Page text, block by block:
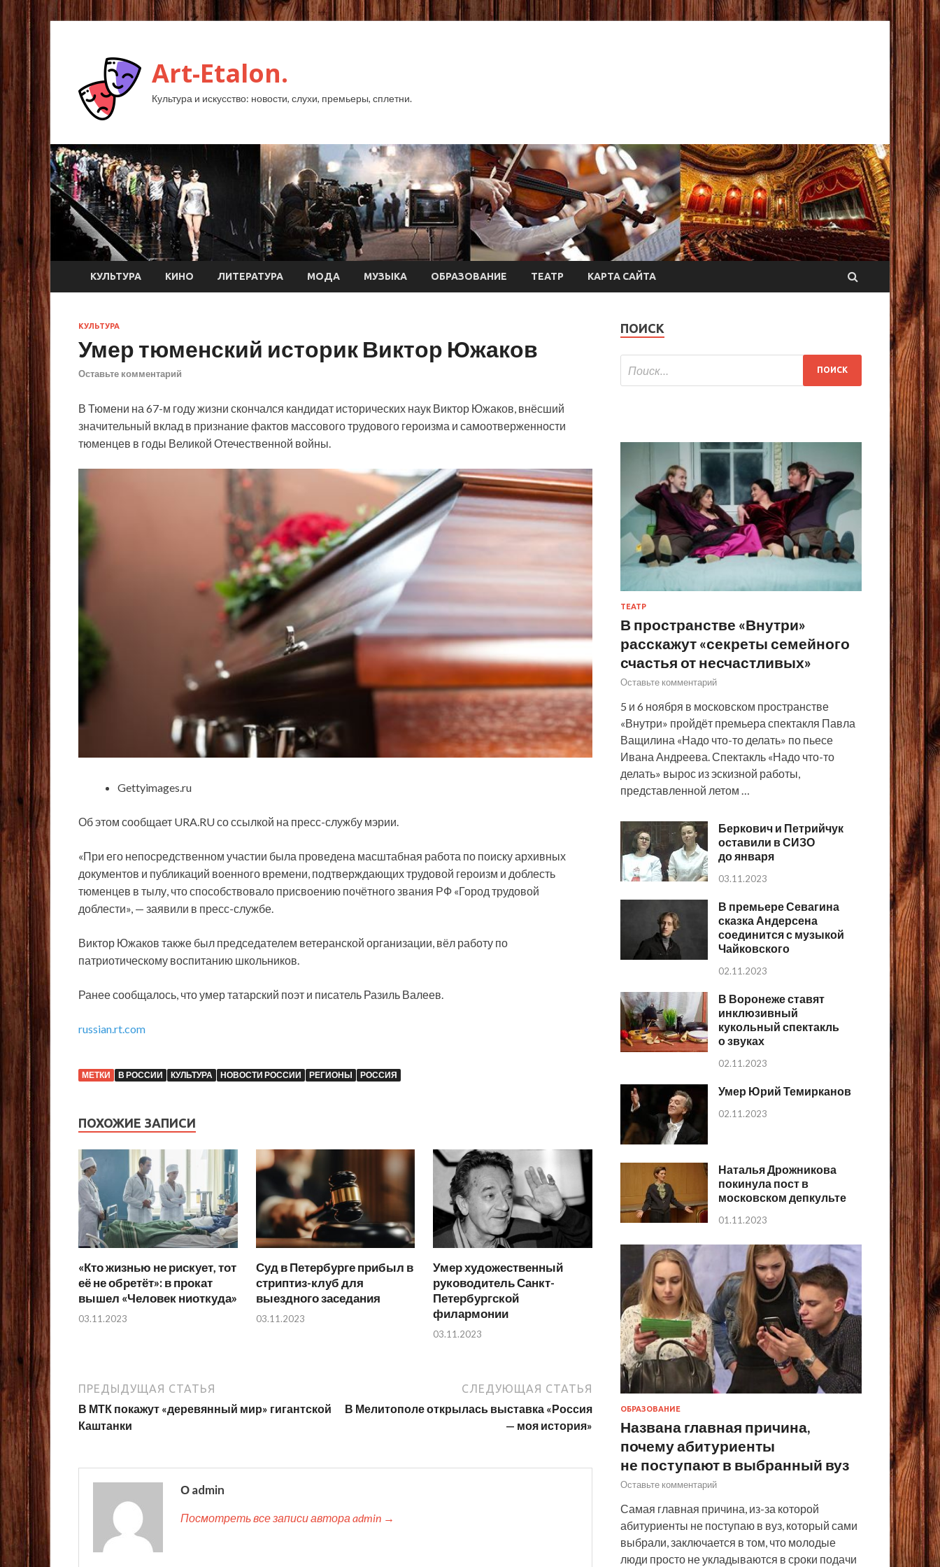
Art-Etalon.
Культура и искусство: новости, слухи, премьеры, сплетни.
КУЛЬТУРА КИНО ЛИТЕРАТУРА МОДА МУЗЫКА ОБРАЗОВАНИЕ ТЕАТР КАРТА САЙТА
КУЛЬТУРА
Умер тюменский историк Виктор Южаков
Оставьте комментарий
В Тюмени на 67-м году жизни скончался кандидат исторических наук Виктор Южаков, внёсший
значительный вклад в признание фактов массового трудового героизма и самоотверженности
тюменцев в годы Великой Отечественной войны.
Gettyimages.ru
Об этом сообщает URA.RU со ссылкой на пресс-службу мэрии.
«При его непосредственном участии была проведена масштабная работа по поиску архивных
документов и публикаций военного времени, подтверждающих трудовой героизм и доблесть
тюменцев в тылу, что способствовало присвоению почётного звания РФ «Город трудовой
доблести», — заявили в пресс-службе.
Виктор Южаков также был председателем ветеранской организации, вёл работу по
патриотическому воспитанию школьников.
Ранее сообщалось, что умер татарский поэт и писатель Разиль Валеев.
russian.rt.com
МЕТКИ В РОССИИ КУЛЬТУРА НОВОСТИ РОССИИ РЕГИОНЫ РОССИЯ
ПОХОЖИЕ ЗАПИСИ
«Кто жизнью не рискует, тот
её не обретёт»: в прокат
вышел «Человек ниоткуда»
03.11.2023
Суд в Петербурге прибыл в
стриптиз-клуб для
выездного заседания
03.11.2023
Умер художественный
руководитель Санкт-
Петербургской
филармонии
03.11.2023
ПРЕДЫДУЩАЯ СТАТЬЯ
В МТК покажут «деревянный мир» гигантской
Каштанки
СЛЕДУЮЩАЯ СТАТЬЯ
В Мелитополе открылась выставка «Россия
— моя история»
О admin
Посмотреть все записи автора admin →
ПОИСК
ТЕАТР
В пространстве «Внутри»
расскажут «секреты семейного
счастья от несчастливых»
Оставьте комментарий
5 и 6 ноября в московском пространстве
«Внутри» пройдёт премьера спектакля Павла
Ващилина «Надо что-то делать» по пьесе
Ивана Андреева. Спектакль «Надо что-то
делать» вырос из эскизной работы,
представленной летом …
Беркович и Петрийчук
оставили в СИЗО
до января
03.11.2023
В премьере Севагина
сказка Андерсена
соединится с музыкой
Чайковского
02.11.2023
В Воронеже ставят
инклюзивный
кукольный спектакль
о звуках
02.11.2023
Умер Юрий Темирканов
02.11.2023
Наталья Дрожникова
покинула пост в
московском депкульте
01.11.2023
ОБРАЗОВАНИЕ
Названа главная причина,
почему абитуриенты
не поступают в выбранный вуз
Оставьте комментарий
Самая главная причина, из-за которой
абитуриенты не поступаю в вуз, который сами
выбрали, заключается в том, что молодые
люди просто не укладываются в сроки подачи